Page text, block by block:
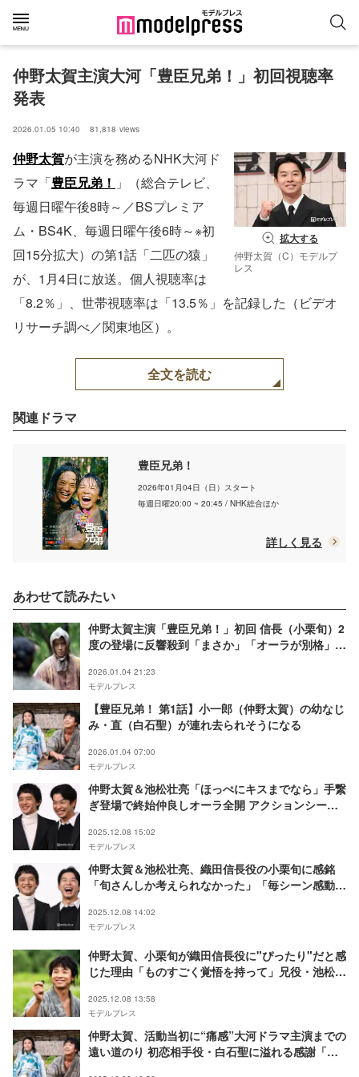
仲野太賀主演大河「豊臣兄弟！」初回視聴率
発表
2026.01.05 10:40 81,818 views
拡大する
仲野太賀（C）モデルプ
レス
仲野太賀が主演を務めるNHK大河ド
ラマ「豊臣兄弟！ 」（総合テレビ、
毎週日曜午後8時～／BSプレミア
ム・BS4K、毎週日曜午後6時～※初
回15分拡大）の第1話「二匹の猿」
が、1月4日に放送。個人視聴率は
「8.2％」、世帯視聴率は「13.5％」を記録した（ビデオ
リサーチ調べ／関東地区）。
全文を読む
関連ドラマ
豊臣兄弟！
2026年01月04日（日）スタート
毎週日曜20:00 ~ 20:45 / NHK総合ほか
詳しく見る
あわせて読みたい
仲野太賀主演「豊臣兄弟！」初回 信長（小栗旬）2
度の登場に反響殺到「まさか」「オーラが別格」
2026.01.04 21:23
モデルプレス
【豊臣兄弟！ 第1話】小一郎（仲野太賀）の幼なじ
み・直（白石聖）が連れ去られそうになる
2026.01.04 07:00
モデルプレス
仲野太賀＆池松壮亮「ほっぺにキスまでなら」手繋
ぎ登場で終始仲良しオーラ全開 アクションシーン
2025.12.08 15:02
モデルプレス
仲野太賀＆池松壮亮、織田信長役の小栗旬に感銘
「旬さんしか考えられなかった」「毎シーン感動」
2025.12.08 14:02
モデルプレス
仲野太賀、小栗旬が織田信長役に"ぴったり"だと感
じた理由「ものすごく覚悟を持って」兄役・池松壮
2025.12.08 13:58
モデルプレス
仲野太賀、活動当初に“痛感”大河ドラマ主演までの
遠い道のり 初恋相手役・白石聖に溢れる感謝「何